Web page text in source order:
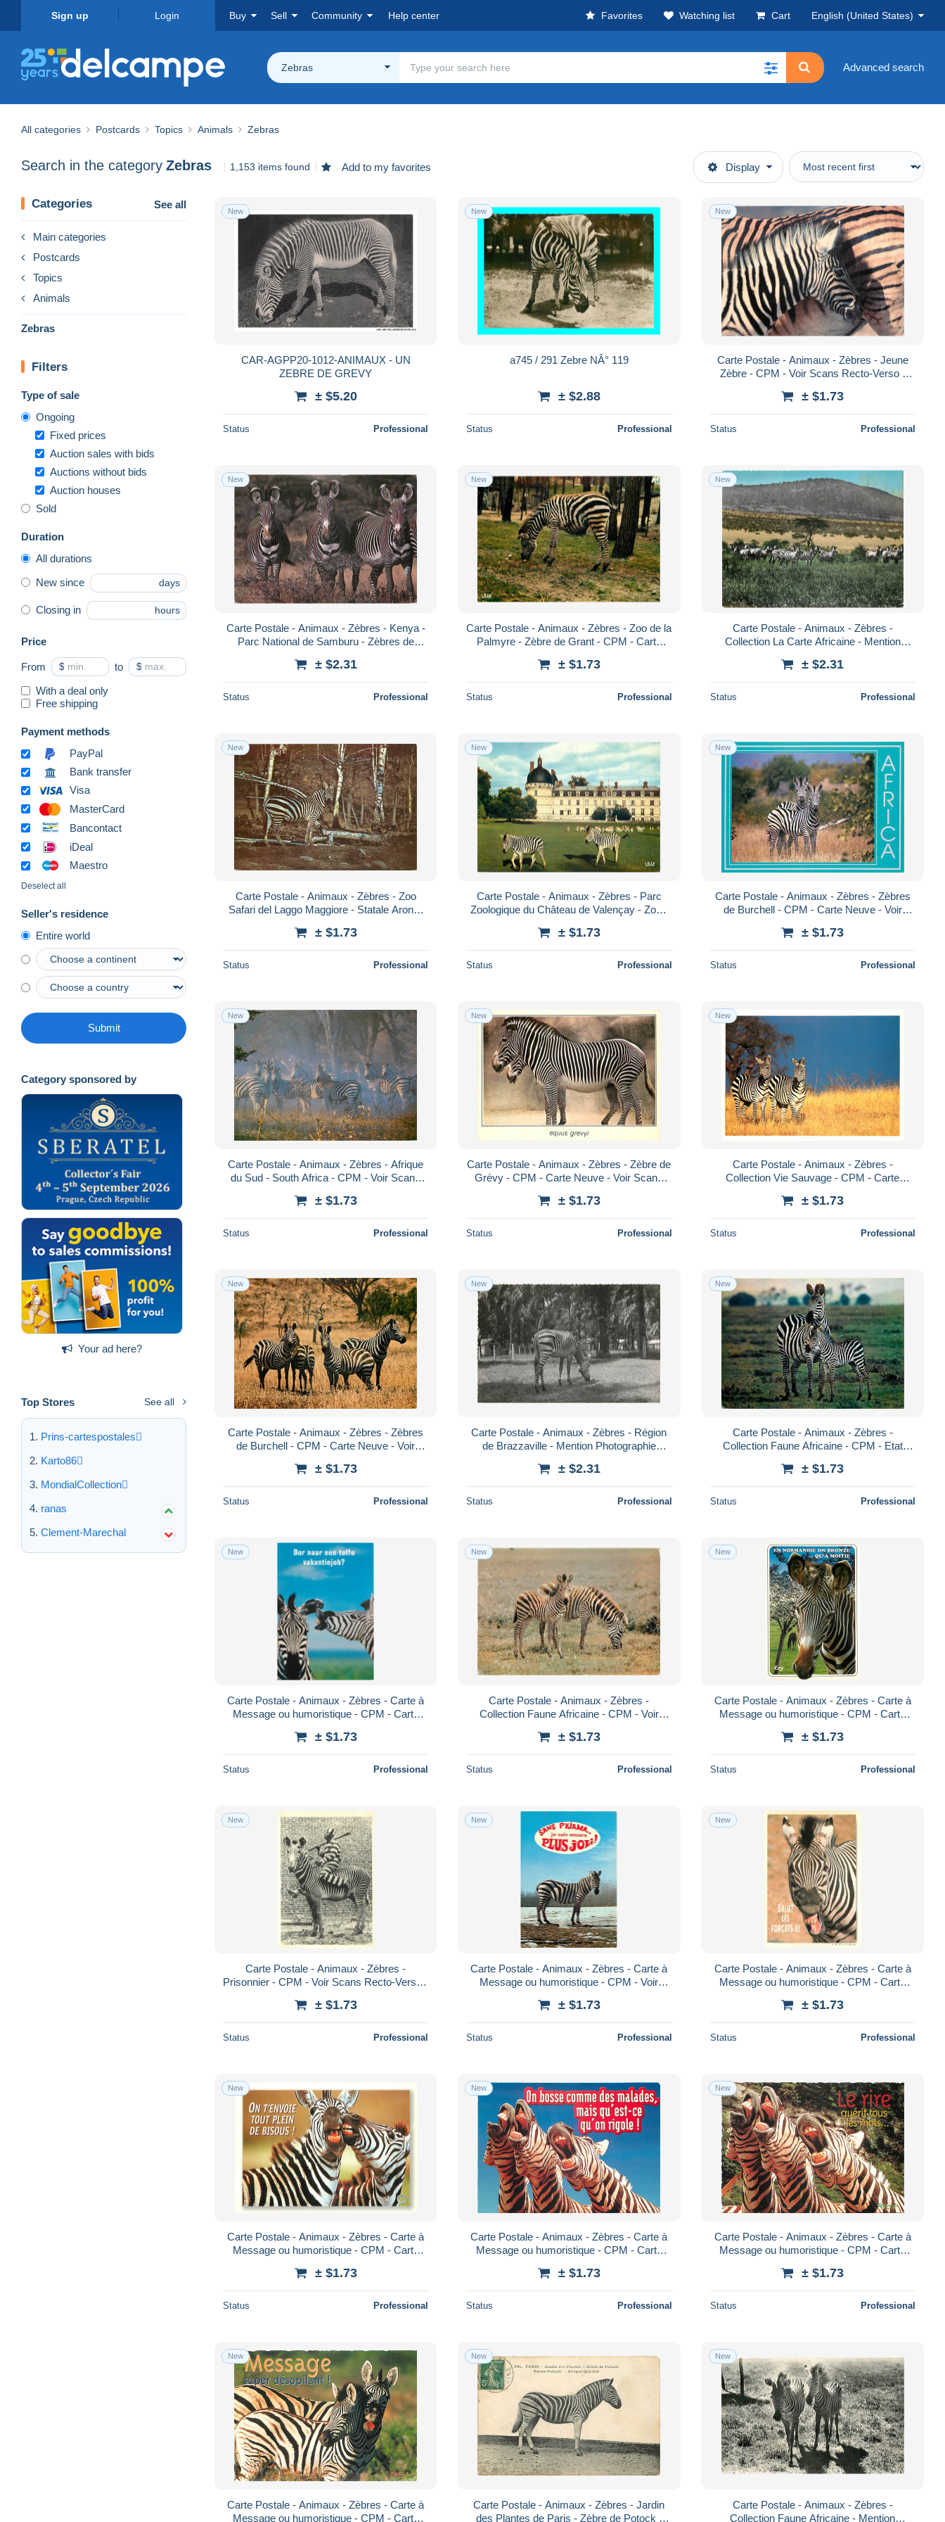
Sign up Login Buy Sell Community Help center Favorites Watching list Cart English (United States)
Zebras Advanced search
All categories Postcards Topics Animals Zebras
Search in the category Zebras 1,153 items found Add to my favorites Display
Categories See all
Main categories
Postcards
Topics
Animals
Zebras
Filters
Type of sale
Ongoing
Fixed prices
Auction sales with bids
Auctions without bids
Auction houses
Sold
Duration
All durations
New since days
Closing in hours
Price
From $ to $
With a deal only
Free shipping
Payment methods
PayPal
Bank transfer
Visa
MasterCard
Bancontact
iDeal
Maestro
Deselect all
Seller's residence
Entire world
Submit
Category sponsored by
Your ad here?
Top Stores See all
Prins-cartespostales
Karto86
MondialCollection
ranas
Clement-Marechal
New
CAR-AGPP20-1012-ANIMAUX - UN
ZEBRE DE GREVY
± $5.20
Status Professional
New
a745 / 291 Zebre NÂ° 119
± $2.88
Status Professional
New
Carte Postale - Animaux - Zèbres - Jeune
Zèbre - CPM - Voir Scans Recto-Verso -
± $1.73
Status Professional
New
Carte Postale - Animaux - Zèbres - Kenya -
Parc National de Samburu - Zèbres de
± $2.31
Status Professional
New
Carte Postale - Animaux - Zèbres - Zoo de la
Palmyre - Zèbre de Grant - CPM - Carte
± $1.73
Status Professional
New
Carte Postale - Animaux - Zèbres -
Collection La Carte Africaine - Mention
CPS
± $2.31
Status Professional
New
Carte Postale - Animaux - Zèbres - Zoo
Safari del Laggo Maggiore - Statale Arona-
± $1.73
Status Professional
New
Carte Postale - Animaux - Zèbres - Parc
Zoologique du Château de Valençay - Zoo -
± $1.73
Status Professional
New
Carte Postale - Animaux - Zèbres - Zèbres
de Burchell - CPM - Carte Neuve - Voir
± $1.73
Status Professional
New
Carte Postale - Animaux - Zèbres - Afrique
du Sud - South Africa - CPM - Voir Scans
± $1.73
Status Professional
New
Carte Postale - Animaux - Zèbres - Zèbre de
Grévy - CPM - Carte Neuve - Voir Scans
± $1.73
Status Professional
New
Carte Postale - Animaux - Zèbres -
Collection Vie Sauvage - CPM - Carte
Carta
± $1.73
Status Professional
New
Carte Postale - Animaux - Zèbres - Zèbres
de Burchell - CPM - Carte Neuve - Voir
± $1.73
Status Professional
New
Carte Postale - Animaux - Zèbres - Région
de Brazzaville - Mention Photographie
± $2.31
Status Professional
New
Carte Postale - Animaux - Zèbres -
Collection Faune Africaine - CPM - Etat
± $1.73
Status Professional
New
Carte Postale - Animaux - Zèbres - Carte à
Message ou humoristique - CPM - Carte
± $1.73
Status Professional
New
Carte Postale - Animaux - Zèbres -
Collection Faune Africaine - CPM - Voir
-
± $1.73
Status Professional
New
Carte Postale - Animaux - Zèbres - Carte à
Message ou humoristique - CPM - Carte
± $1.73
Status Professional
New
Carte Postale - Animaux - Zèbres -
Prisonnier - CPM - Voir Scans Recto-Verso -
± $1.73
Status Professional
New
Carte Postale - Animaux - Zèbres - Carte à
Message ou humoristique - CPM - Voir
± $1.73
Status Professional
New
Carte Postale - Animaux - Zèbres - Carte à
Message ou humoristique - CPM - Carte
± $1.73
Status Professional
New
Carte Postale - Animaux - Zèbres - Carte à
Message ou humoristique - CPM - Carte
± $1.73
Status Professional
New
Carte Postale - Animaux - Zèbres - Carte à
Message ou humoristique - CPM - Carte
± $1.73
Status Professional
New
Carte Postale - Animaux - Zèbres - Carte à
Message ou humoristique - CPM - Carte
± $1.73
Status Professional
New
Carte Postale - Animaux - Zèbres - Carte à
Message ou humoristique - CPM - Carte
New
Carte Postale - Animaux - Zèbres - Jardin
des Plantes de Paris - Zèbre de Potock -
New
Carte Postale - Animaux - Zèbres -
Collection Faune Africaine - Mention